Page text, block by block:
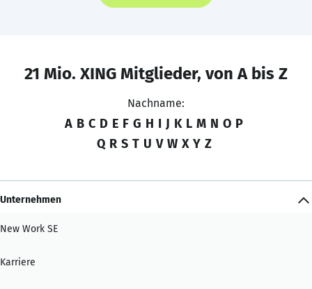
21 Mio. XING Mitglieder, von A bis Z
Nachname:
A B C D E F G H I J K L M N O P
Q R S T U V W X Y Z
Unternehmen
New Work SE
Karriere